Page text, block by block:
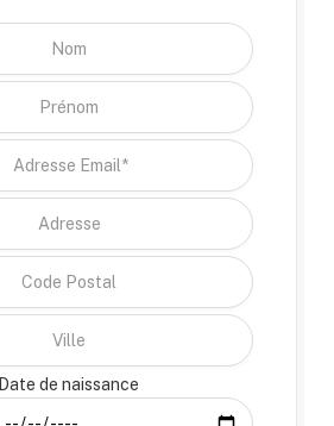
Date de naissance